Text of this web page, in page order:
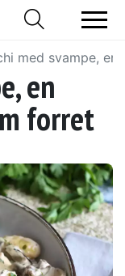
med svampe,
en
forret